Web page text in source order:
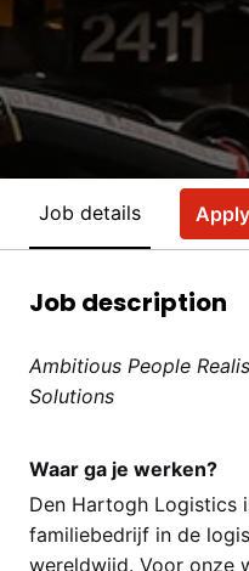
Job details Apply
Job description
Ambitious People
Solutions
Waar ga je werken?
Den Hartogh Logistics
familiebedrijf in de
wereldwijd. Voor onze